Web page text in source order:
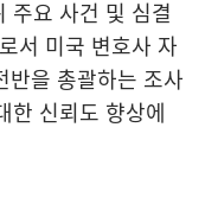
주요 사건 및 심결
서 미국 변호사 자
반을 총괄하는 조사
한 신뢰도 향상에